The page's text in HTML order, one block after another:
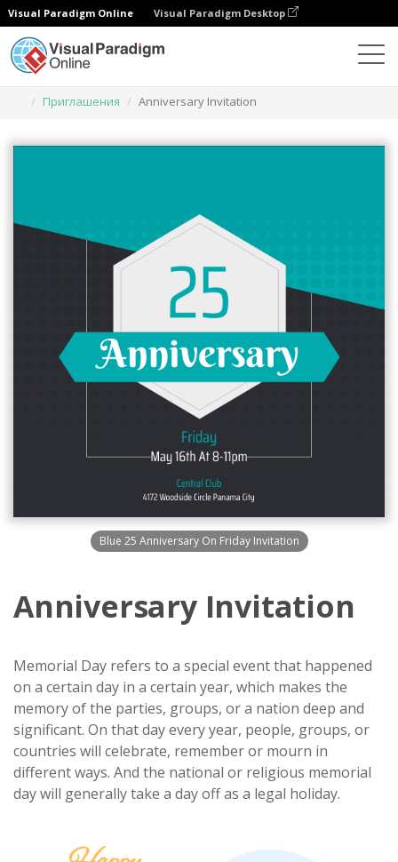
Visual Paradigm Online Visual Paradigm Desktop
Приглашения
Anniversary Invitation
Blue 25 Anniversary On Friday Invitation
Anniversary Invitation
Memorial Day refers to a special event that happened
on a certain day in a certain year, which makes the
memory of the parties, groups, or a nation deep and
significant. On that day every year, people, groups, or
countries will celebrate, remember or mourn in
different ways. And the national or religious memorial
day will generally take a day off as a legal holiday.